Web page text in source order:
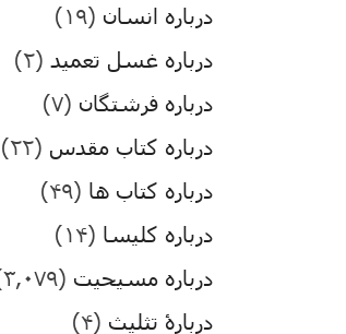
درباره انسان (۱۹)
درباره غسل تعمید (۲)
درباره فرشتگان (۷)
درباره کتاب مقدس (۲۲)
درباره کتاب ها (۴۹)
درباره کلیسا (۱۴)
درباره مسیحیت (۳,۰۷۹)
دربارۀ تثلیث (۴)